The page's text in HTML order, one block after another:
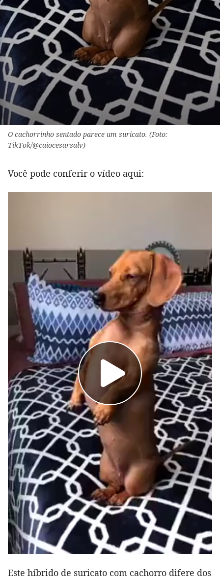
O cachorrinho sentado parece um suricato. (Foto:
TikTok/@caiocesarsalv)
Você pode conferir o vídeo aqui:
Este híbrido de suricato com cachorro difere dos